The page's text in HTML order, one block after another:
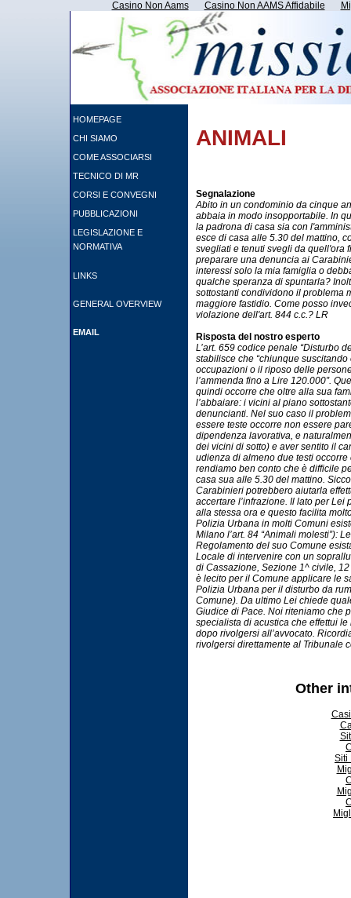
Casino Non Aams Casino Non AAMS Affidabile
HOMEPAGE
CHI SIAMO
COME ASSOCIARSI
TECNICO DI MR
CORSI E CONVEGNI
PUBBLICAZIONI
LEGISLAZIONE E
NORMATIVA
LINKS
GENERAL OVERVIEW
EMAIL
ANIMALI
Segnalazione
Abito in un condominio da cinque
abbaia in modo insopportabile. In
la padrona di casa sia con
esce di casa alle 5.30 del mattino,
svegliati e tenuti svegli da quell'ora
preparare una denuncia ai
interessi solo la mia famiglia o
qualche speranza di spuntarla?
sottostanti condividono il problema
maggiore fastidio. Come posso
violazione dell'art. 844 c.c.? LR
Risposta del nostro esperto
L’art. 659 codice penale “Disturbo
stabilisce che “chiunque
occupazioni o il riposo delle
l’ammenda fino a Lire 120.000”.
quindi occorre che oltre alla sua
l’abbaiare: i vicini al piano
denuncianti. Nel suo caso il
essere teste occorre non essere
dipendenza lavorativa, e
dei vicini di sotto) e aver sentito il
udienza di almeno due testi
rendiamo ben conto che è difficile
casa sua alle 5.30 del mattino.
Carabinieri potrebbero aiutarla
accertare l’infrazione. Il lato per Lei
alla stessa ora e questo facilita
Polizia Urbana in molti Comuni
Milano l’art. 84 “Animali molesti”):
Regolamento del suo Comune
Locale di intervenire con un
di Cassazione, Sezione 1^ civile,
è lecito per il Comune applicare le
Polizia Urbana per il disturbo da
Comune). Da ultimo Lei chiede
Giudice di Pace. Noi riteniamo che
specialista di acustica che effettui
dopo rivolgersi all’avvocato.
rivolgersi direttamente al Tribunale
Other
Siti